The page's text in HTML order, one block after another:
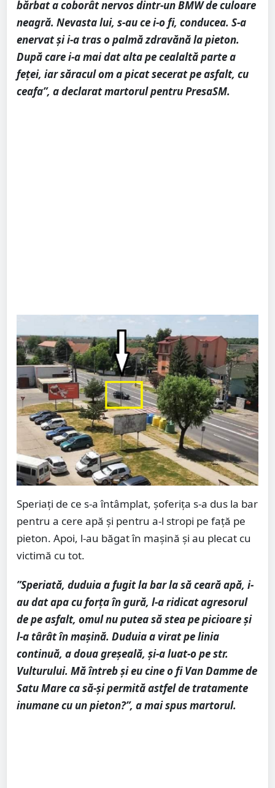
bărbat a coborât nervos dintr-un BMW de culoare
neagră. Nevasta lui, s-au ce i-o fi, conducea. S-a
enervat și i-a tras o palmă zdravănă la pieton.
După care i-a mai dat alta pe cealaltă parte a
feței, iar săracul om a picat secerat pe asfalt, cu
ceafa”, a declarat martorul pentru PresaSM.
Speriați de ce s-a întâmplat, șoferița s-a dus la bar
pentru a cere apă și pentru a-l stropi pe față pe
pieton. Apoi, l-au băgat în mașină și au plecat cu
victimă cu tot.
”Speriată, duduia a fugit la bar la să ceară apă, i-
au dat apa cu forța în gură, l-a ridicat agresorul
de pe asfalt, omul nu putea să stea pe picioare și
l-a târât în mașină. Duduia a virat pe linia
continuă, a doua greșeală, și-a luat-o pe str.
Vulturului. Mă întreb și eu cine o fi Van Damme de
Satu Mare ca să-și permită astfel de tratamente
inumane cu un pieton?”, a mai spus martorul.